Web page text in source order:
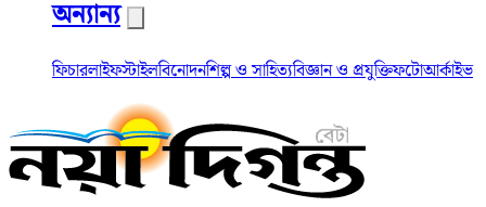
অন্যান্য
ফিচারলাইফস্টাইলবিনোদনশিল্প ও সাহিত্যবিজ্ঞান ও প্রযুক্তিফটোআর্কাইভ